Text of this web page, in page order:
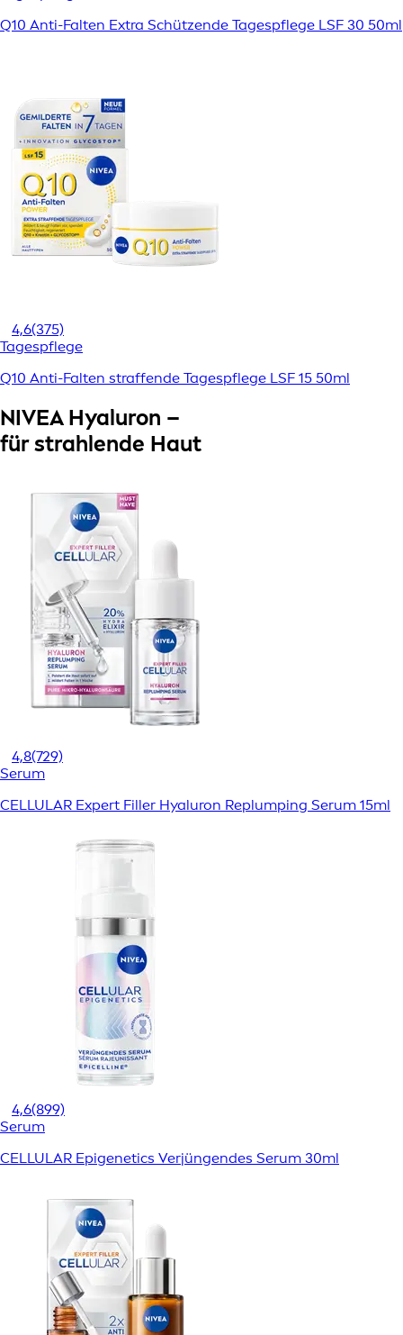
Q10 Anti-Falten Extra Schützende Tagespflege LSF 30 50ml
4,6(375)
Tagespflege
Q10 Anti-Falten straffende Tagespflege LSF 15 50ml
NIVEA Hyaluron –
für strahlende Haut
4,8(729)
Serum
CELLULAR Expert Filler Hyaluron Replumping Serum 15ml
4,6(899)
Serum
CELLULAR Epigenetics Verjüngendes Serum 30ml